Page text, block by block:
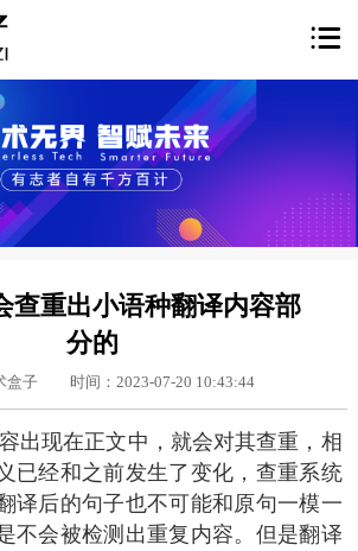

查重出小语种翻译内容部
分的
盒子 时间：2023-07-20 10:43:44
出现在正文中，就会对其查重，相
已经和之前发生了变化，查重系统
译后的句子也不可能和原句一模一
不会被检测出重复内容。但是翻译